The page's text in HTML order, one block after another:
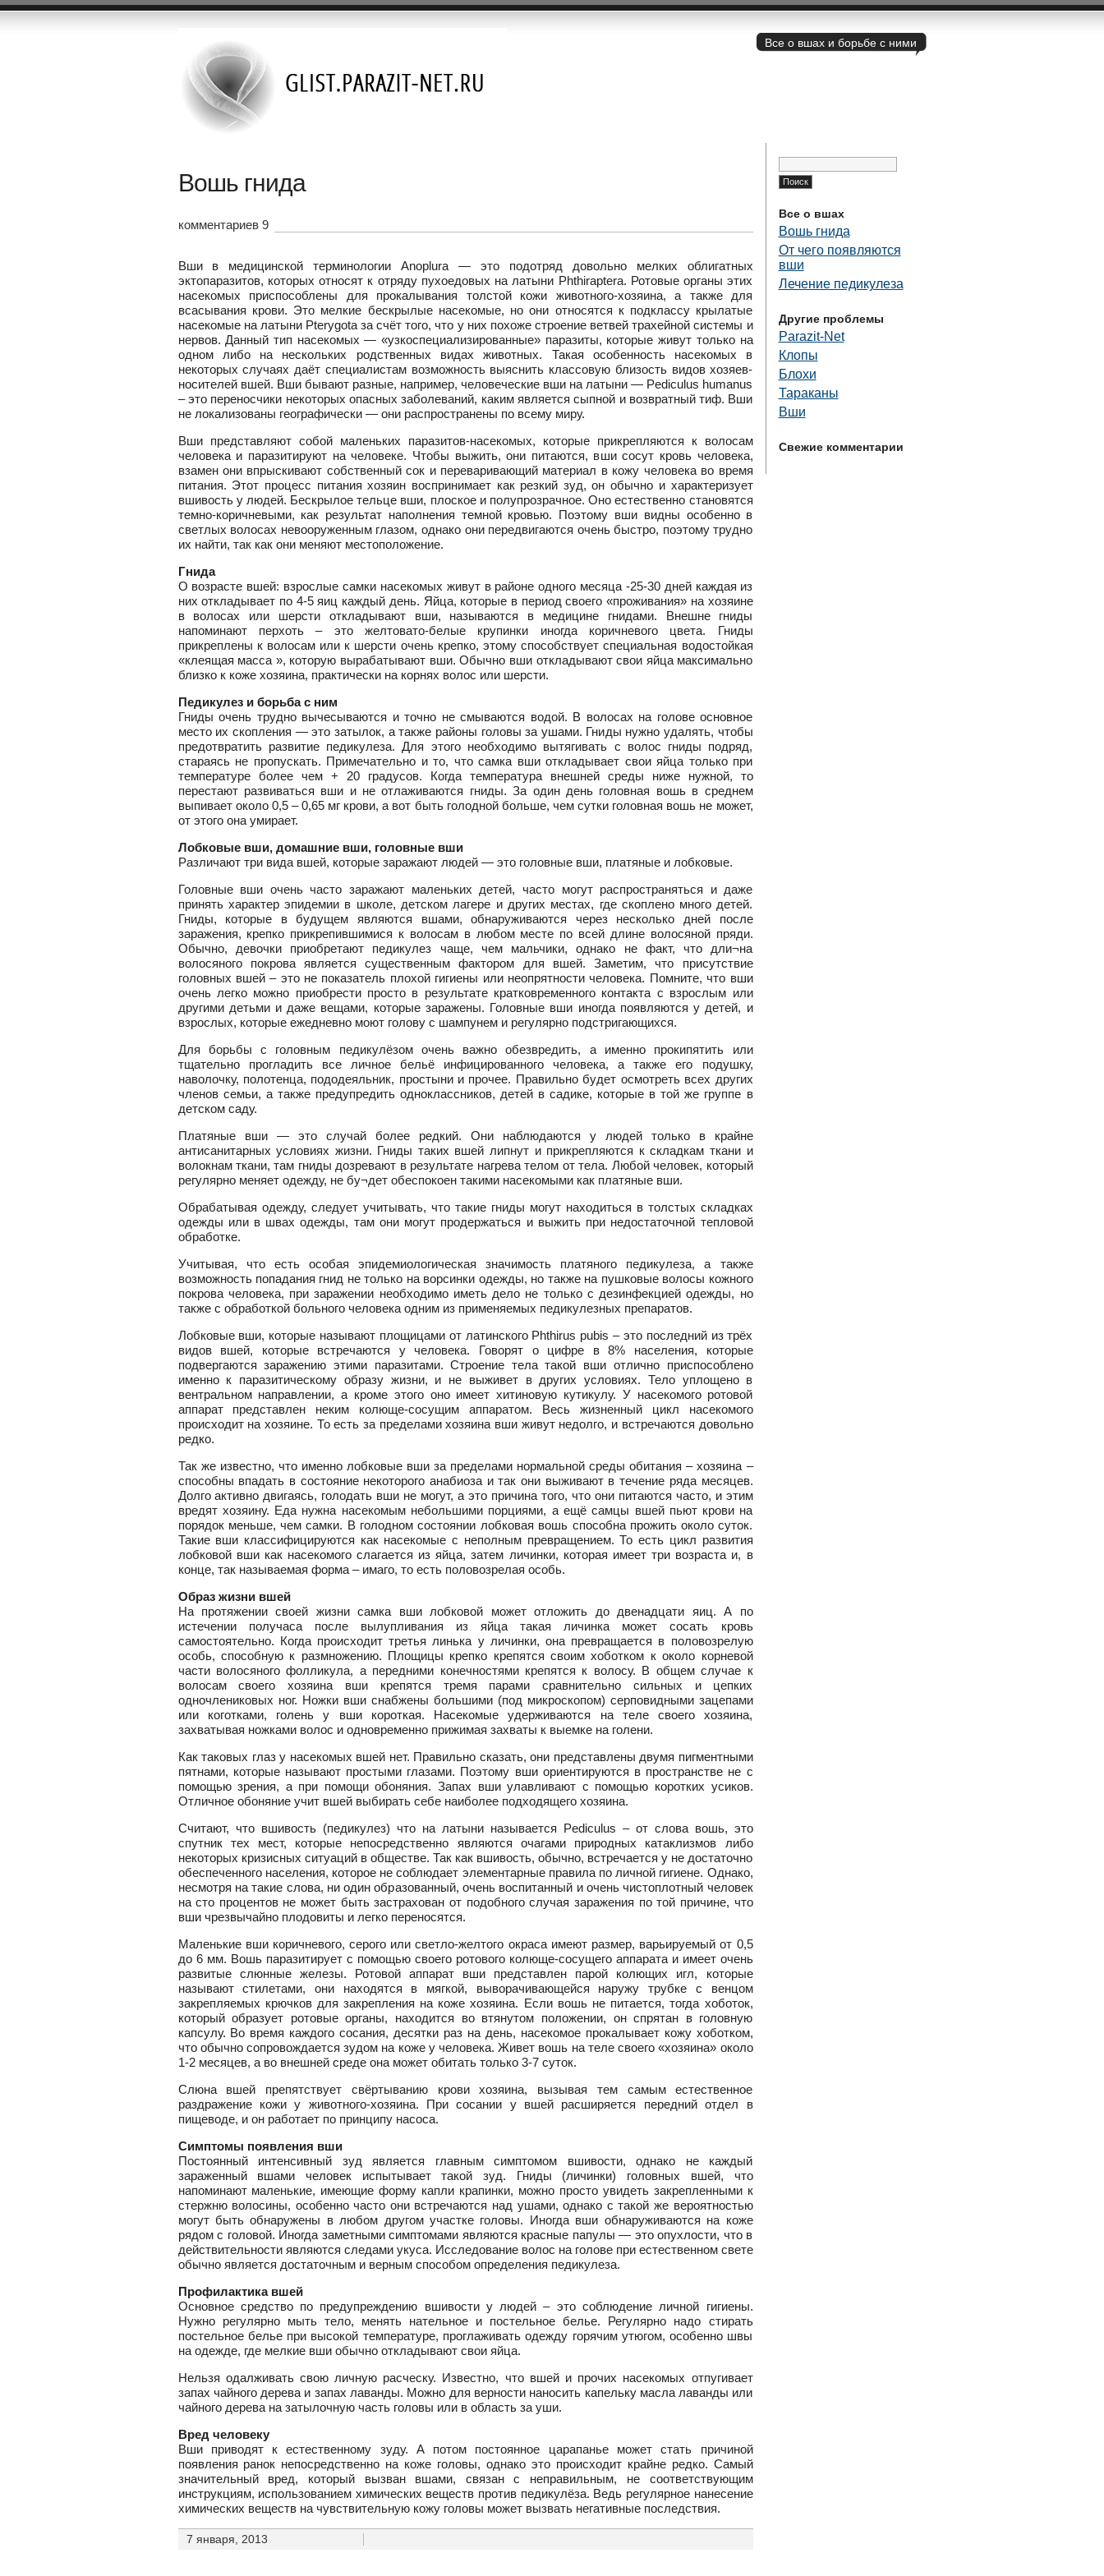
Все о вшах и борьбе с ними
Вошь гнида
комментариев 9
Вши в медицинской терминологии Anoplura — это подотряд довольно мелких облигатных
эктопаразитов, которых относят к отряду пухоедовых на латыни Phthiraptera. Ротовые органы этих
насекомых приспособлены для прокалывания толстой кожи животного-хозяина, а также для
всасывания крови. Это мелкие бескрылые насекомые, но они относятся к подклассу крылатые
насекомые на латыни Pterygota за счёт того, что у них похоже строение ветвей трахейной системы и
нервов. Данный тип насекомых — «узкоспециализированные» паразиты, которые живут только на
одном либо на нескольких родственных видах животных. Такая особенность насекомых в
некоторых случаях даёт специалистам возможность выяснить классовую близость видов хозяев-
носителей вшей. Вши бывают разные, например, человеческие вши на латыни — Pediculus humanus
– это переносчики некоторых опасных заболеваний, каким является сыпной и возвратный тиф. Вши
не локализованы географически — они распространены по всему миру.
Вши представляют собой маленьких паразитов-насекомых, которые прикрепляются к волосам
человека и паразитируют на человеке. Чтобы выжить, они питаются, вши сосут кровь человека,
взамен они впрыскивают собственный сок и переваривающий материал в кожу человека во время
питания. Этот процесс питания хозяин воспринимает как резкий зуд, он обычно и характеризует
вшивость у людей. Бескрылое тельце вши, плоское и полупрозрачное. Оно естественно становятся
темно-коричневыми, как результат наполнения темной кровью. Поэтому вши видны особенно в
светлых волосах невооруженным глазом, однако они передвигаются очень быстро, поэтому трудно
их найти, так как они меняют местоположение.
Гнида
О возрасте вшей: взрослые самки насекомых живут в районе одного месяца -25-30 дней каждая из
них откладывает по 4-5 яиц каждый день. Яйца, которые в период своего «проживания» на хозяине
в волосах или шерсти откладывают вши, называются в медицине гнидами. Внешне гниды
напоминают перхоть – это желтовато-белые крупинки иногда коричневого цвета. Гниды
прикреплены к волосам или к шерсти очень крепко, этому способствует специальная водостойкая
«клеящая масса », которую вырабатывают вши. Обычно вши откладывают свои яйца максимально
близко к коже хозяина, практически на корнях волос или шерсти.
Педикулез и борьба с ним
Гниды очень трудно вычесываются и точно не смываются водой. В волосах на голове основное
место их скопления — это затылок, а также районы головы за ушами. Гниды нужно удалять, чтобы
предотвратить развитие педикулеза. Для этого необходимо вытягивать с волос гниды подряд,
стараясь не пропускать. Примечательно и то, что самка вши откладывает свои яйца только при
температуре более чем + 20 градусов. Когда температура внешней среды ниже нужной, то
перестают развиваться вши и не отлаживаются гниды. За один день головная вошь в среднем
выпивает около 0,5 – 0,65 мг крови, а вот быть голодной больше, чем сутки головная вошь не может,
от этого она умирает.
Лобковые вши, домашние вши, головные вши
Различают три вида вшей, которые заражают людей — это головные вши, платяные и лобковые.
Головные вши очень часто заражают маленьких детей, часто могут распространяться и даже
принять характер эпидемии в школе, детском лагере и других местах, где скоплено много детей.
Гниды, которые в будущем являются вшами, обнаруживаются через несколько дней после
заражения, крепко прикрепившимися к волосам в любом месте по всей длине волосяной пряди.
Обычно, девочки приобретают педикулез чаще, чем мальчики, однако не факт, что дли¬на
волосяного покрова является существенным фактором для вшей. Заметим, что присутствие
головных вшей – это не показатель плохой гигиены или неопрятности человека. Помните, что вши
очень легко можно приобрести просто в результате кратковременного контакта с взрослым или
другими детьми и даже вещами, которые заражены. Головные вши иногда появляются у детей, и
взрослых, которые ежедневно моют голову с шампунем и регулярно подстригающихся.
Для борьбы с головным педикулёзом очень важно обезвредить, а именно прокипятить или
тщательно прогладить все личное бельё инфицированного человека, а также его подушку,
наволочку, полотенца, пододеяльник, простыни и прочее. Правильно будет осмотреть всех других
членов семьи, а также предупредить одноклассников, детей в садике, которые в той же группе в
детском саду.
Платяные вши — это случай более редкий. Они наблюдаются у людей только в крайне
антисанитарных условиях жизни. Гниды таких вшей липнут и прикрепляются к складкам ткани и
волокнам ткани, там гниды дозревают в результате нагрева телом от тела. Любой человек, который
регулярно меняет одежду, не бу¬дет обеспокоен такими насекомыми как платяные вши.
Обрабатывая одежду, следует учитывать, что такие гниды могут находиться в толстых складках
одежды или в швах одежды, там они могут продержаться и выжить при недостаточной тепловой
обработке.
Учитывая, что есть особая эпидемиологическая значимость платяного педикулеза, а также
возможность попадания гнид не только на ворсинки одежды, но также на пушковые волосы кожного
покрова человека, при заражении необходимо иметь дело не только с дезинфекцией одежды, но
также с обработкой больного человека одним из применяемых педикулезных препаратов.
Лобковые вши, которые называют площицами от латинского Phthirus pubis – это последний из трёх
видов вшей, которые встречаются у человека. Говорят о цифре в 8% населения, которые
подвергаются заражению этими паразитами. Строение тела такой вши отлично приспособлено
именно к паразитическому образу жизни, и не выживет в других условиях. Тело уплощено в
вентральном направлении, а кроме этого оно имеет хитиновую кутикулу. У насекомого ротовой
аппарат представлен неким колюще-сосущим аппаратом. Весь жизненный цикл насекомого
происходит на хозяине. То есть за пределами хозяина вши живут недолго, и встречаются довольно
редко.
Так же известно, что именно лобковые вши за пределами нормальной среды обитания – хозяина –
способны впадать в состояние некоторого анабиоза и так они выживают в течение ряда месяцев.
Долго активно двигаясь, голодать вши не могут, а это причина того, что они питаются часто, и этим
вредят хозяину. Еда нужна насекомым небольшими порциями, а ещё самцы вшей пьют крови на
порядок меньше, чем самки. В голодном состоянии лобковая вошь способна прожить около суток.
Такие вши классифицируются как насекомые с неполным превращением. То есть цикл развития
лобковой вши как насекомого слагается из яйца, затем личинки, которая имеет три возраста и, в
конце, так называемая форма – имаго, то есть половозрелая особь.
Образ жизни вшей
На протяжении своей жизни самка вши лобковой может отложить до двенадцати яиц. А по
истечении получаса после вылупливания из яйца такая личинка может сосать кровь
самостоятельно. Когда происходит третья линька у личинки, она превращается в половозрелую
особь, способную к размножению. Площицы крепко крепятся своим хоботком к около корневой
части волосяного фолликула, а передними конечностями крепятся к волосу. В общем случае к
волосам своего хозяина вши крепятся тремя парами сравнительно сильных и цепких
одночлениковых ног. Ножки вши снабжены большими (под микроскопом) серповидными зацепами
или коготками, голень у вши короткая. Насекомые удерживаются на теле своего хозяина,
захватывая ножками волос и одновременно прижимая захваты к выемке на голени.
Как таковых глаз у насекомых вшей нет. Правильно сказать, они представлены двумя пигментными
пятнами, которые называют простыми глазами. Поэтому вши ориентируются в пространстве не с
помощью зрения, а при помощи обоняния. Запах вши улавливают с помощью коротких усиков.
Отличное обоняние учит вшей выбирать себе наиболее подходящего хозяина.
Считают, что вшивость (педикулез) что на латыни называется Pediculus – от слова вошь, это
спутник тех мест, которые непосредственно являются очагами природных катаклизмов либо
некоторых кризисных ситуаций в обществе. Так как вшивость, обычно, встречается у не достаточно
обеспеченного населения, которое не соблюдает элементарные правила по личной гигиене. Однако,
несмотря на такие слова, ни один образованный, очень воспитанный и очень чистоплотный человек
на сто процентов не может быть застрахован от подобного случая заражения по той причине, что
вши чрезвычайно плодовиты и легко переносятся.
Маленькие вши коричневого, серого или светло-желтого окраса имеют размер, варьируемый от 0,5
до 6 мм. Вошь паразитирует с помощью своего ротового колюще-сосущего аппарата и имеет очень
развитые слюнные железы. Ротовой аппарат вши представлен парой колющих игл, которые
называют стилетами, они находятся в мягкой, выворачивающейся наружу трубке с венцом
закрепляемых крючков для закрепления на коже хозяина. Если вошь не питается, тогда хоботок,
который образует ротовые органы, находится во втянутом положении, он спрятан в головную
капсулу. Во время каждого сосания, десятки раз на день, насекомое прокалывает кожу хоботком,
что обычно сопровождается зудом на коже у человека. Живет вошь на теле своего «хозяина» около
1-2 месяцев, а во внешней среде она может обитать только 3-7 суток.
Слюна вшей препятствует свёртыванию крови хозяина, вызывая тем самым естественное
раздражение кожи у животного-хозяина. При сосании у вшей расширяется передний отдел в
пищеводе, и он работает по принципу насоса.
Симптомы появления вши
Постоянный интенсивный зуд является главным симптомом вшивости, однако не каждый
зараженный вшами человек испытывает такой зуд. Гниды (личинки) головных вшей, что
напоминают маленькие, имеющие форму капли крапинки, можно просто увидеть закрепленными к
стержню волосины, особенно часто они встречаются над ушами, однако с такой же вероятностью
могут быть обнаружены в любом другом участке головы. Иногда вши обнаруживаются на коже
рядом с головой. Иногда заметными симптомами являются красные папулы — это опухлости, что в
действительности являются следами укуса. Исследование волос на голове при естественном свете
обычно является достаточным и верным способом определения педикулеза.
Профилактика вшей
Основное средство по предупреждению вшивости у людей – это соблюдение личной гигиены.
Нужно регулярно мыть тело, менять нательное и постельное белье. Регулярно надо стирать
постельное белье при высокой температуре, проглаживать одежду горячим утюгом, особенно швы
на одежде, где мелкие вши обычно откладывают свои яйца.
Нельзя одалживать свою личную расческу. Известно, что вшей и прочих насекомых отпугивает
запах чайного дерева и запах лаванды. Можно для верности наносить капельку масла лаванды или
чайного дерева на затылочную часть головы или в область за уши.
Вред человеку
Вши приводят к естественному зуду. А потом постоянное царапанье может стать причиной
появления ранок непосредственно на коже головы, однако это происходит крайне редко. Самый
значительный вред, который вызван вшами, связан с неправильным, не соответствующим
инструкциям, использованием химических веществ против педикулёза. Ведь регулярное нанесение
химических веществ на чувствительную кожу головы может вызвать негативные последствия.
7 января, 2013
Найти:
Все о вшах
Вошь гнида
От чего появляются
вши
Лечение педикулеза
Другие проблемы
Parazit-Net
Клопы
Блохи
Тараканы
Вши
Свежие комментарии